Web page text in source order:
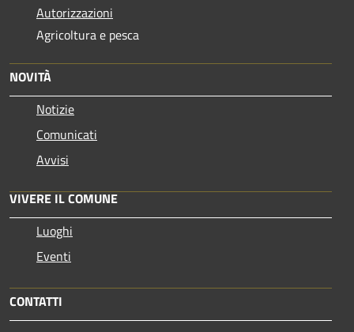
Autorizzazioni
Agricoltura e pesca
NOVITÀ
Notizie
Comunicati
Avvisi
VIVERE IL COMUNE
Luoghi
Eventi
CONTATTI